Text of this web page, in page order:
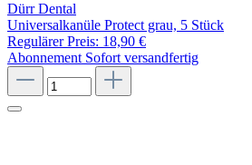
Dürr Dental
Universalkanüle Protect grau, 5 Stück
Regulärer Preis: 18,90 €
Abonnement Sofort versandfertig